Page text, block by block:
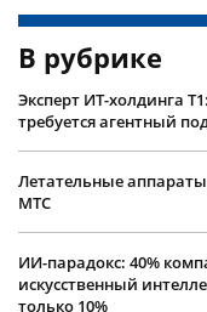
В рубрике
Эксперт ИТ-холдинга
требуется агентный
Летательные
МТС
ИИ-парадокс: 40%
искусственный
только 10%